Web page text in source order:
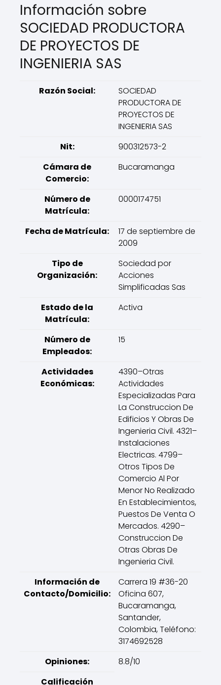
Información sobre
SOCIEDAD PRODUCTORA
DE PROYECTOS DE
INGENIERIA SAS
Razón Social:
SOCIEDAD
PRODUCTORA DE
PROYECTOS DE
INGENIERIA SAS
Nit:
900312573-2
Cámara de
Comercio:
Bucaramanga
Número de
Matrícula:
0000174751
Fecha de Matrícula:
17 de septiembre de
2009
Tipo de
Organización:
Sociedad por
Acciones
Simplificadas Sas
Estado de la
Matrícula:
Activa
Número de
Empleados:
15
Actividades
Económicas:
4390–Otras
Actividades
Especializadas Para
La Construccion De
Edificios Y Obras De
Ingenieria Civil. 4321–
Instalaciones
Electricas. 4799–
Otros Tipos De
Comercio Al Por
Menor No Realizado
En Establecimientos,
Puestos De Venta O
Mercados. 4290–
Construccion De
Otras Obras De
Ingenieria Civil.
Información de
Contacto/Domicilio:
Carrera 19 #36-20
Oficina 607,
Bucaramanga,
Santander,
Colombia, Teléfono:
3174692528
Opiniones:
8.8/10
Calificación